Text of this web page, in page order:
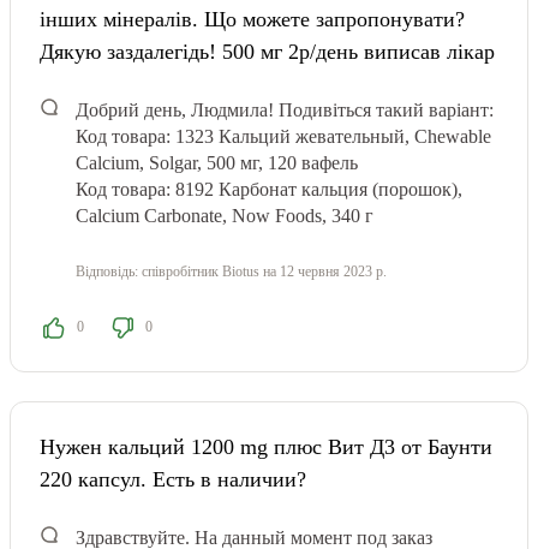
інших мінералів. Що можете запропонувати?
Дякую заздалегідь! 500 мг 2р/день виписав лікар
Добрий день, Людмила! Подивіться такий варіант:
Код товара: 1323 Кальций жевательный, Chewable
Calcium, Solgar, 500 мг, 120 вафель
Код товара: 8192 Карбонат кальция (порошок),
Calcium Carbonate, Now Foods, 340 г
Відповідь: співробітник Biotus на 12 червня 2023 р.
0 0
Нужен кальций 1200 mg плюс Вит Д3 от Баунти
220 капсул. Есть в наличии?
Здравствуйте. На данный момент под заказ